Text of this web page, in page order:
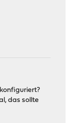
das sollte